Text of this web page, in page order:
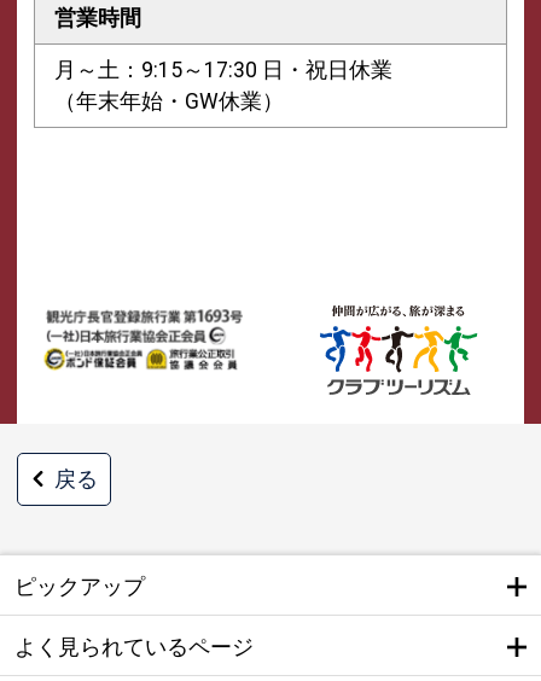
営業時間
月～土：9:15～17:30 日・祝日休業
（年末年始・GW休業）
戻る
ピックアップ
よく見られているページ